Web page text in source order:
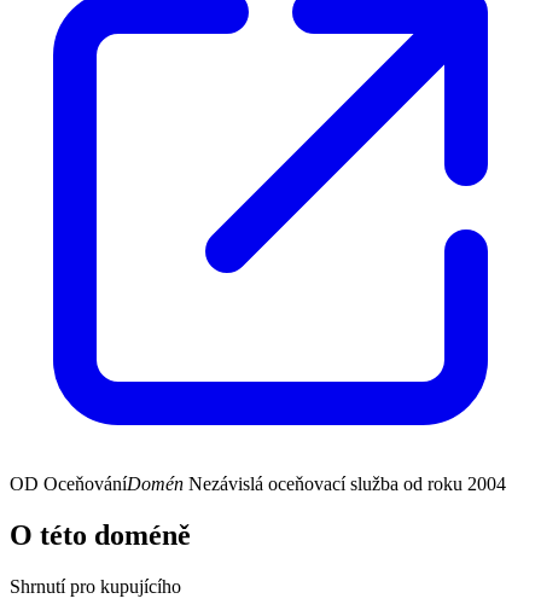
OD OceňováníDomén Nezávislá oceňovací služba od roku 2004
O této doméně
Shrnutí pro kupujícího